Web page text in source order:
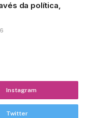
da política,
Instagram
Twitter